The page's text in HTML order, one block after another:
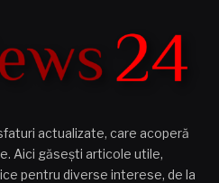
actualizate, care acoperă
Aici găsești articole utile,
pentru diverse interese, de la